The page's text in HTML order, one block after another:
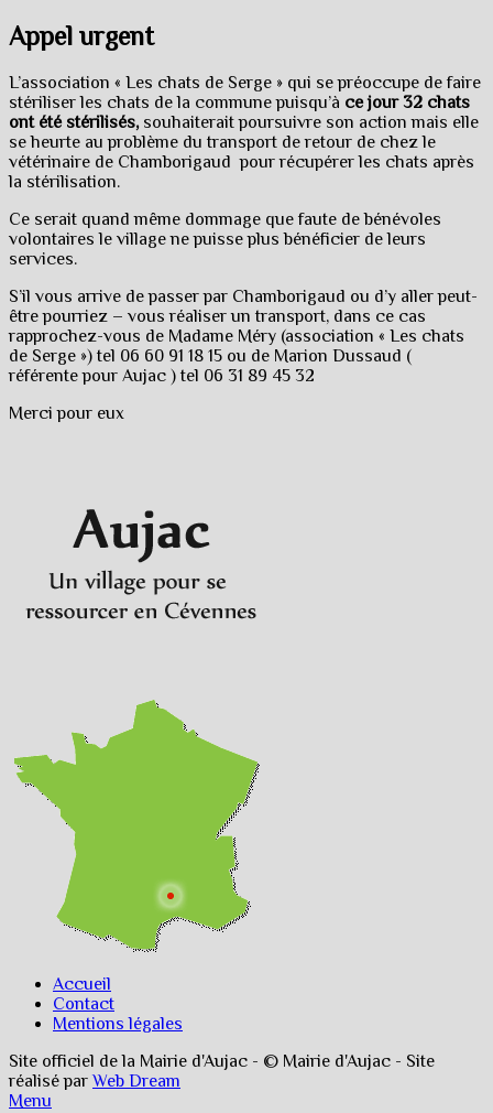
Appel urgent
L’association « Les chats de Serge » qui se préoccupe de faire
stériliser les chats de la commune puisqu’à ce jour 32 chats
ont été stérilisés,souhaiterait poursuivre son action mais elle
se heurte au problème du transport de retour de chez le
vétérinaire de Chamborigaud pour récupérer les chats après
la stérilisation.
Ce serait quand même dommage que faute de bénévoles
volontaires le village ne puisse plus bénéficier de leurs
services.
S’il vous arrive de passer par Chamborigaud ou d’y aller peut-
être pourriez – vous réaliser un transport, dans ce cas
rapprochez-vous de Madame Méry (association « Les chats
de Serge ») tel 06 60 91 18 15 ou de Marion Dussaud (
référente pour Aujac ) tel 06 31 89 45 32
Merci pour eux
Accueil
Contact
Mentions légales
Site officiel de la Mairie d'Aujac - © Mairie d'Aujac - Site
réalisé parWeb Dream
Menu